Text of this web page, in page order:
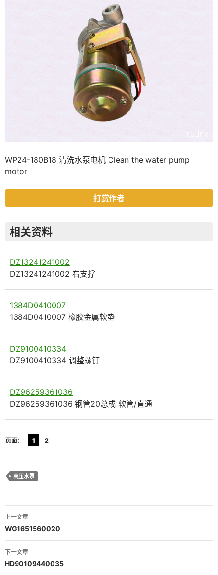
WP24-180B18 清洗水泵电机 Clean the water pump
motor
打赏作者
相关资料
DZ13241241002
DZ13241241002 右支撑
1384D0410007
1384D0410007 橡胶金属软垫
DZ9100410334
DZ9100410334 调整螺钉
DZ96259361036
DZ96259361036 钢管20总成 软管/直通
页面： 1 2
高压水泵
文
章
导
航
上一文章
WG1651560020
下一文章
HD90109440035